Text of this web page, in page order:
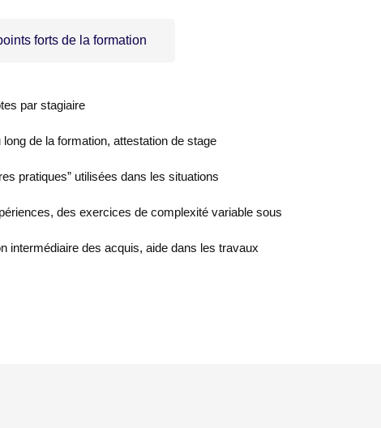
forts de la formation
par stagiaire
de la formation, attestation de stage
pratiques” utilisées dans les situations
des exercices de complexité variable sous
intermédiaire des acquis, aide dans les travaux